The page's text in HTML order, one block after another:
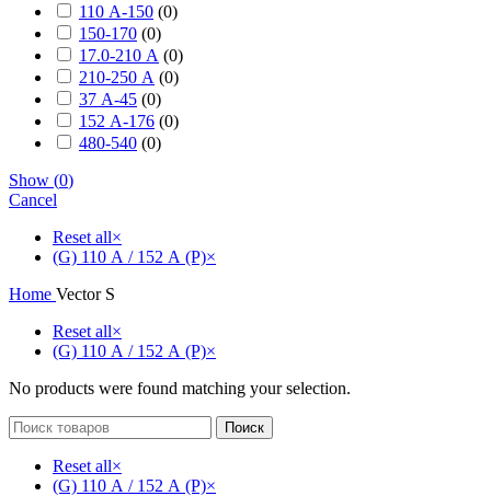
110 А-150 (0)
150-170 (0)
17.0-210 А (0)
210-250 А (0)
37 А-45 (0)
152 А-176 (0)
480-540 (0)
Show (0)
Cancel
Reset all×
(G) 110 А / 152 А (P)×
Home Vector S
Reset all×
(G) 110 А / 152 А (P)×
No products were found matching your selection.
Поиск
Reset all×
(G) 110 А / 152 А (P)×